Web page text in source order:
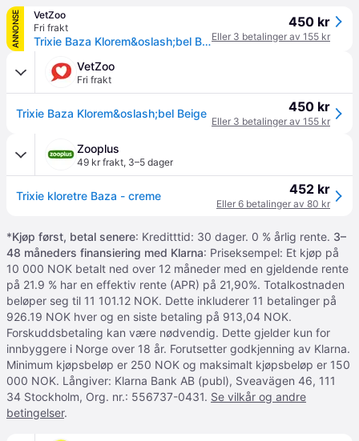
ANNONSE
VetZoo
Fri frakt
Trixie Baza Klorem&oslash;bel Beige
450 kr
Eller 3 betalinger av 155 kr
VetZoo
Fri frakt
Trixie Baza Klorem&oslash;bel Beige 450 kr
Eller 3 betalinger av 155 kr
Zooplus
49 kr frakt, 3–5 dager
Trixie kloretre Baza - creme 452 kr
Eller 6 betalinger av 80 kr
*Kjøp først, betal senere: Kreditttid: 30 dager. 0 % årlig rente. 3–
48 måneders finansiering med Klarna: Priseksempel: Et kjøp på
10 000 NOK betalt ned over 12 måneder med en gjeldende rente
på 21.9 % har en effektiv rente (APR) på 21,90%. Totalkostnaden
beløper seg til 11 101.12 NOK. Dette inkluderer 11 betalinger på
926.19 NOK hver og en siste betaling på 913,04 NOK.
Forskuddsbetaling kan være nødvendig. Dette gjelder kun for
innbyggere i Norge over 18 år. Forutsetter godkjenning av Klarna.
Minimum kjøpsbeløp er 250 NOK og maksimalt kjøpsbeløp er 150
000 NOK. Långiver: Klarna Bank AB (publ), Sveavägen 46, 111
34 Stockholm, Org. nr.: 556737-0431. Se vilkår og andre
betingelser.